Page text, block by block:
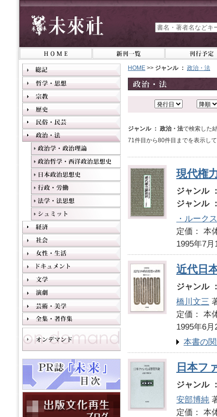
HOME >> ジャンル ： 政治・法
ジャンル ： 政治・法で検索した
71件目から80件目までを表示し
現代権
ジャンル
ジャンル
・ルークス
定価：
1995年7月
近代日
ジャンル
橋川文三
定価：
1995年6月
本書の
日本フ
ジャンル
安部博純
定価：